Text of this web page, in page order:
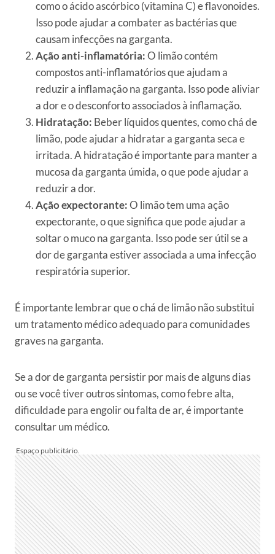
como o ácido ascórbico (vitamina C) e flavonoides.
Isso pode ajudar a combater as bactérias que
causam infecções na garganta.
Ação anti-inflamatória:O limão contém
compostos anti-inflamatórios que ajudam a
reduzir a inflamação na garganta. Isso pode aliviar
a dor e o desconforto associados à inflamação.
Hidratação: Beber líquidos quentes, como chá de
limão, pode ajudar a hidratar a garganta seca e
irritada. A hidratação é importante para manter a
mucosa da garganta úmida, o que pode ajudar a
reduzir a dor.
Ação expectorante:O limão tem uma ação
expectorante, o que significa que pode ajudar a
soltar o muco na garganta. Isso pode ser útil se a
dor de garganta estiver associada a uma infecção
respiratória superior.
É importante lembrar que o chá de limão não substitui
um tratamento médico adequado para comunidades
graves na garganta.
Se a dor de garganta persistir por mais de alguns dias
ou se você tiver outros sintomas, como febre alta,
dificuldade para engolir ou falta de ar, é importante
consultar um médico.